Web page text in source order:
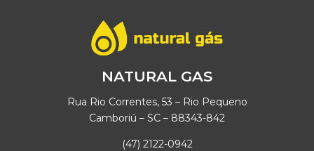
NATURAL GAS
Rua Rio Correntes, 53 – Rio Pequeno
Camboriú – SC – 88343-842
(47) 2122-0942